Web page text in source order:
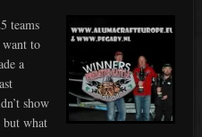
teams
to
a
show
what